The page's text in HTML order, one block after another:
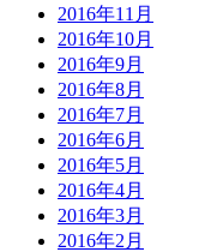
2016年11月
2016年10月
2016年9月
2016年8月
2016年7月
2016年6月
2016年5月
2016年4月
2016年3月
2016年2月